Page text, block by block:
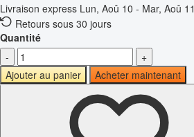
Livraison express Lun, Aoû 10 - Mar, Aoû 11
Retours sous 30 jours
Quantité
-
+
Ajouter au panier
Acheter maintenant